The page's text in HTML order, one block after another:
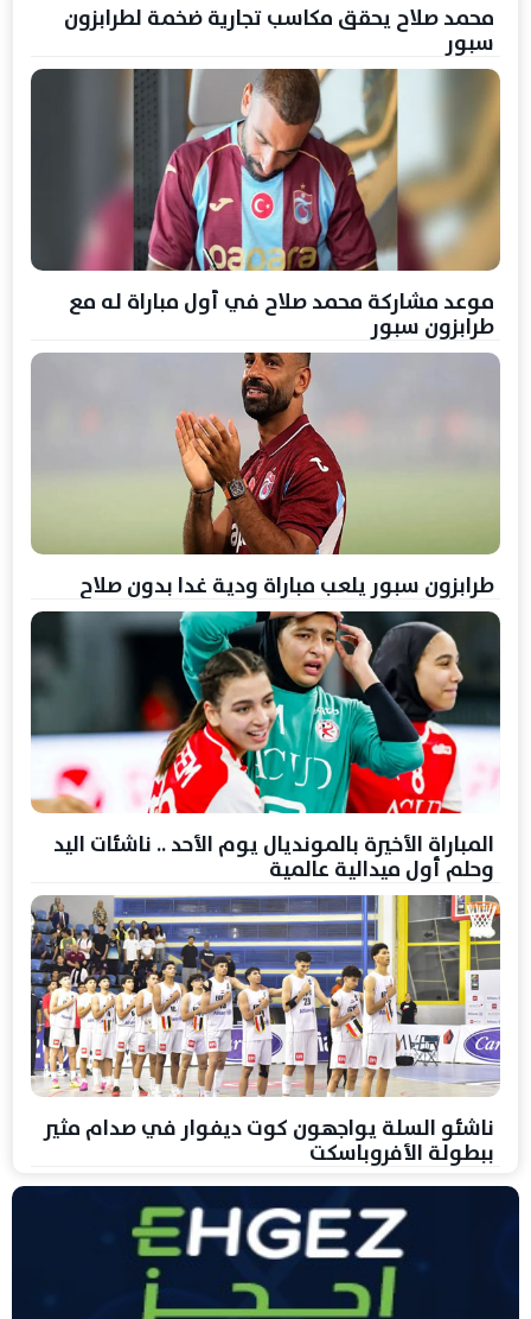
محمد صلاح يحقق مكاسب تجارية ضخمة لطرابزون
سبور
موعد مشاركة محمد صلاح في أول مباراة له مع
طرابزون سبور
طرابزون سبور يلعب مباراة ودية غدا بدون صلاح
المباراة الأخيرة بالمونديال يوم الأحد .. ناشئات اليد
وحلم أول ميدالية عالمية
ناشئو السلة يواجهون كوت ديفوار في صدام مثير
ببطولة الأفروباسكت